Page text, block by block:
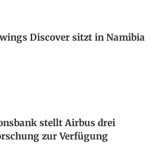
Discover sitzt in Namibia
stellt Airbus drei
zur Verfügung